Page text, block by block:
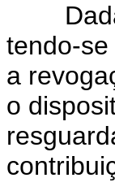
Dada
tendo-
a
o